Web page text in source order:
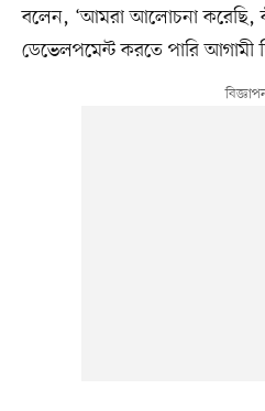
বলেন, ‘আমরা আলোচনা করেছি,
ডেভেলপমেন্ট করতে পারি আগামী